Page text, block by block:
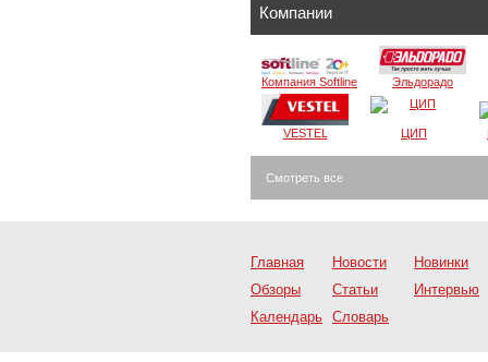
Компании
Компания Softline Эльдорадо
VESTEL ЦИП
Смотреть все
Главная Новости
Новинки
Обзоры
Статьи
Интервью
Календарь Словарь